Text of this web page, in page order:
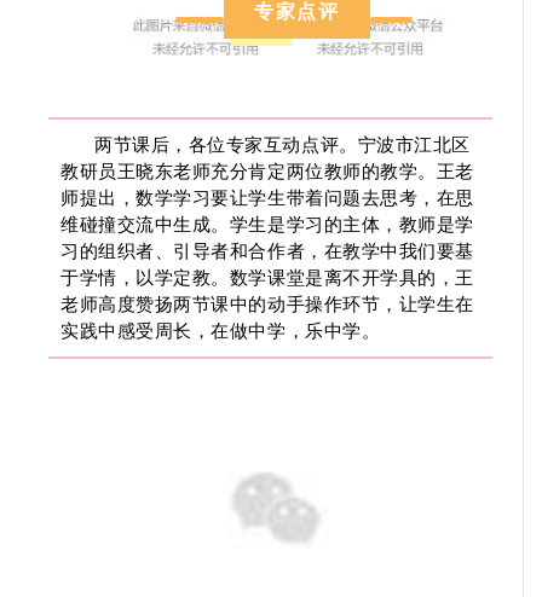
专家点评
两节课后，各位专家互动点评。宁波市江北区
教研员王晓东老师充分肯定两位教师的教学。王老
师提出，数学学习要让学生带着问题去思考，在思
维碰撞交流中生成。学生是学习的主体，教师是学
习的组织者、引导者和合作者，在教学中我们要基
于学情，以学定教。数学课堂是离不开学具的，王
老师高度赞扬两节课中的动手操作环节，让学生在
实践中感受周长，在做中学，乐中学。